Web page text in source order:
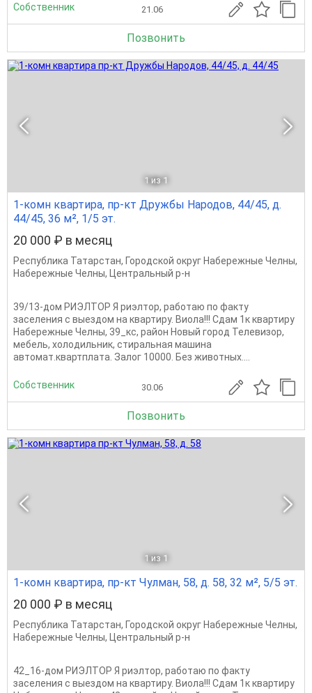
Собственник 21.06
Позвонить
1 из 1
1-комн квартира, пр-кт Дружбы Народов, 44/45, д.
44/45, 36 м², 1/5 эт.
20 000 ₽ в месяц
Республика Татарстан, Городской округ Набережные Челны,
Набережные Челны, Центральный р-н
39/13-дом РИЭЛТОР Я риэлтор, работаю по факту
заселения с выездом на квартиру. Виола!!! Сдам 1к квартиру
Набережные Челны, 39_кс, район Новый город Телевизор,
мебель, холодильник, стиральная машина
автомат.квартплата. Залог 10000. Без животных....
Собственник 30.06
Позвонить
1 из 1
1-комн квартира, пр-кт Чулман, 58, д. 58, 32 м², 5/5 эт.
20 000 ₽ в месяц
Республика Татарстан, Городской округ Набережные Челны,
Набережные Челны, Центральный р-н
42_16-дом РИЭЛТОР Я риэлтор, работаю по факту
заселения с выездом на квартиру. Виола!!! Сдам 1к квартиру